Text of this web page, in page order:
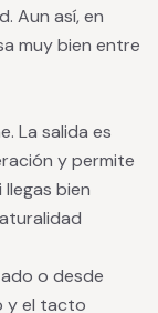
Aun así, en
muy bien entre
La salida es
y permite
bien
o desde
y el tacto